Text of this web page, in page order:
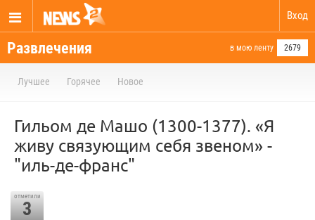
Вход
Развлечения в мою ленту 2679
Лучшее Горячее Новое
Гильом де Машо (1300-1377). «Я
живу связующим себя звеном» -
"иль-де-франс"
отметили
3